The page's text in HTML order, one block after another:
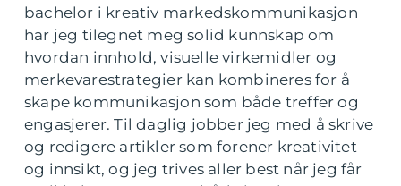
bachelor i kreativ markedskommunikasjon
har jeg tilegnet meg solid kunnskap om
hvordan innhold, visuelle virkemidler og
merkevarestrategier kan kombineres for å
skape kommunikasjon som både treffer og
engasjerer. Til daglig jobber jeg med å skrive
og redigere artikler som forener kreativitet
og innsikt, og jeg trives aller best når jeg får